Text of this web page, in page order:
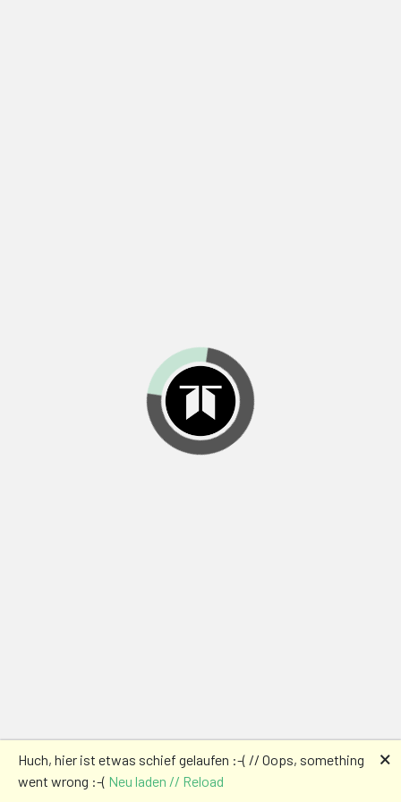
Huch, hier ist etwas schief gelaufen :-( // Oops, something
went wrong :-( Neu laden // Reload
🗙